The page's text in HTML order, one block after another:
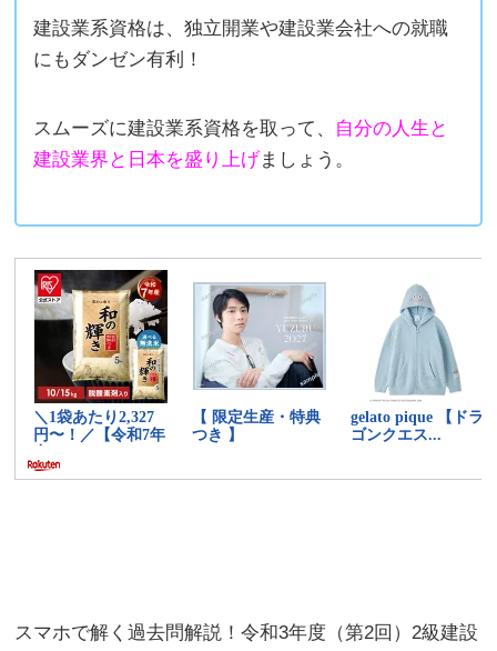
建設業系資格は、独立開業や建設業会社への就職
にもダンゼン有利！
スムーズに建設業系資格を取って、 自分の人生と
建設業界と日本を盛り上げましょう。
スマホで解く過去問解説！令和3年度（第2回）2級建設